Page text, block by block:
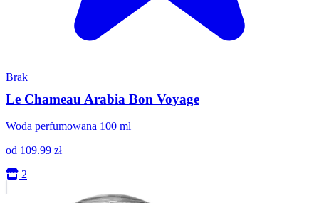
Brak
Le Chameau Arabia Bon Voyage
Woda perfumowana 100 ml
od 109.99 zł
2